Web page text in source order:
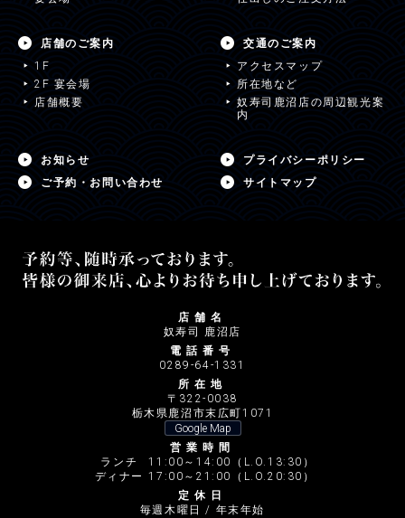
店舗のご案内
1F
2F 宴会場
店舗概要
交通のご案内
アクセスマップ
所在地など
奴寿司鹿沼店の周辺観光案
内
お知らせ
ご予約・お問い合わせ
プライバシーポリシー
サイトマップ
店舗名
奴寿司 鹿沼店
電話番号
0289-64-1331
所在地
〒322-0038
栃木県鹿沼市末広町1071
Google Map
営業時間
ランチ
11:00～14:00（L.O.13:30）
ディナー 17:00～21:00（L.O.20:30）
定休日
毎週木曜日 / 年末年始